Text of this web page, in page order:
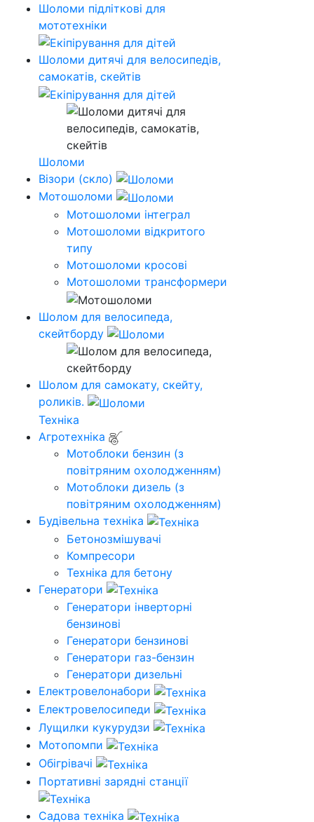
Шоломи підліткові для
мототехніки
Шоломи дитячі для велосипедів,
самокатів, скейтів
Шоломи
Візори (скло)
Мотошоломи
Мотошоломи інтеграл
Мотошоломи відкритого
типу
Мотошоломи кросові
Мотошоломи трансформери
Шолом для велосипеда,
скейтборду
Шолом для самокату, скейту,
роликів.
Техніка
Агротехніка
Мотоблоки бензин (з
повітряним охолодженням)
Мотоблоки дизель (з
повітряним охолодженням)
Будівельна техніка
Бетонозмішувачі
Компресори
Техніка для бетону
Генератори
Генератори інверторні
бензинові
Генератори бензинові
Генератори газ-бензин
Генератори дизельні
Електровелонабори
Електровелосипеди
Лущилки кукурудзи
Мотопомпи
Обігрівачі
Портативні зарядні станції
Садова техніка